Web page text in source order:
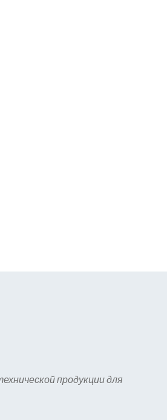
продукции для